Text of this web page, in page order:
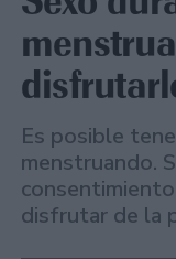
Es posible
menstruando.
disfrutar de la